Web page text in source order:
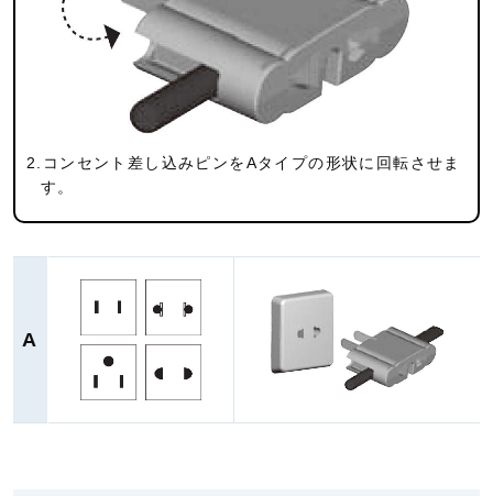
2.コンセント差し込みピンをAタイプの形状に回転させま
す。
A